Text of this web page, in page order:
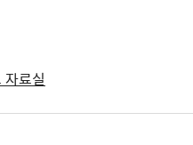
자료실